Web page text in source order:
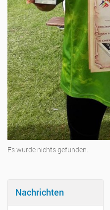
Es wurde nichts gefunden.
Nachrichten